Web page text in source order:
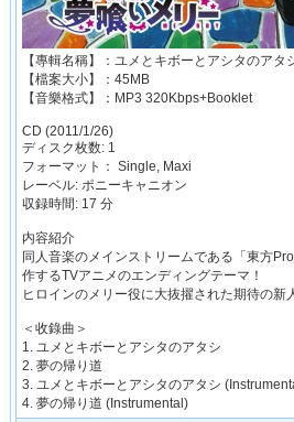
【專輯名稱】：ユメとキボーとアシタのアタ
【檔案大小】：45MB
【音樂格式】：MP3 320Kbps+Booklet
CD (2011/1/26)
ディスク枚数: 1
フォーマット： Single, Maxi
レーベル: ポニーキャニオン
収録時間: 17 分
内容紹介
同人音楽のメインストリームである「東方
作するTVアニメのエンディングテーマ！
ヒロインのメリー役に大抜擢された期待の
＜收錄曲＞
1. ユメとキボーとアシタのアタシ
2. 夢の帰り道
3. ユメとキボーとアシタのアタシ
4. 夢の帰り道 (Instrumental)